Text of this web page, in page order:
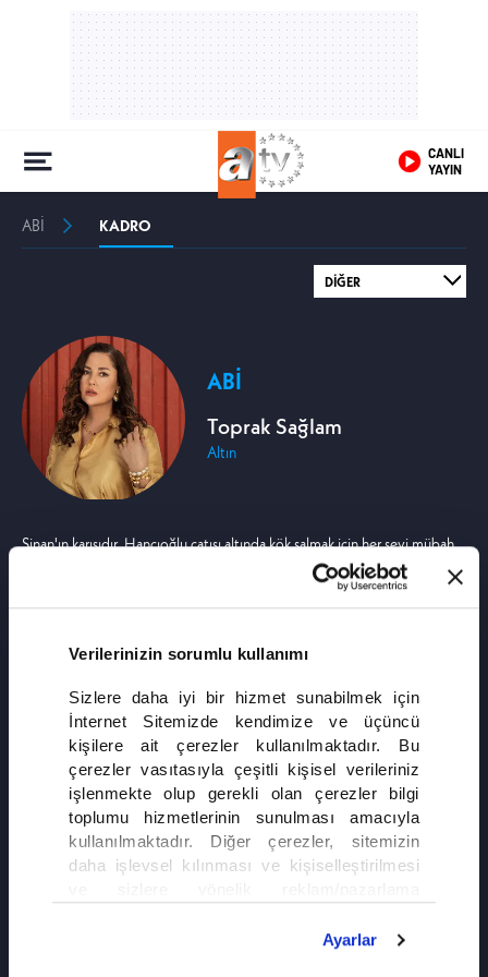
Verilerinizin sorumlu kullanımı
Sizlere daha iyi bir hizmet sunabilmek için
İnternet Sitemizde kendimize ve üçüncü
kişilere ait çerezler kullanılmaktadır. Bu
çerezler vasıtasıyla çeşitli kişisel verileriniz
işlenmekte olup gerekli olan çerezler bilgi
toplumu hizmetlerinin sunulması amacıyla
kullanılmaktadır. Diğer çerezler, sitemizin
daha işlevsel kılınması ve kişiselleştirilmesi
olarak açık rızanız dahilinde kullanılacaktır.
Ayarlar
CANLI
YAYIN
ABİ KADRO
ABİ
Toprak Sağlam
Altın
Sinan'ın karısıdır. Hancıoğlu çatısı altında kök salmak için her şeyi mübah
sayan tehlikeli yenge! Bir erkek evlat doğurma baskısıyla yaşayan,
kardeşini dahi kurban edebilecek kadar gözü kara.